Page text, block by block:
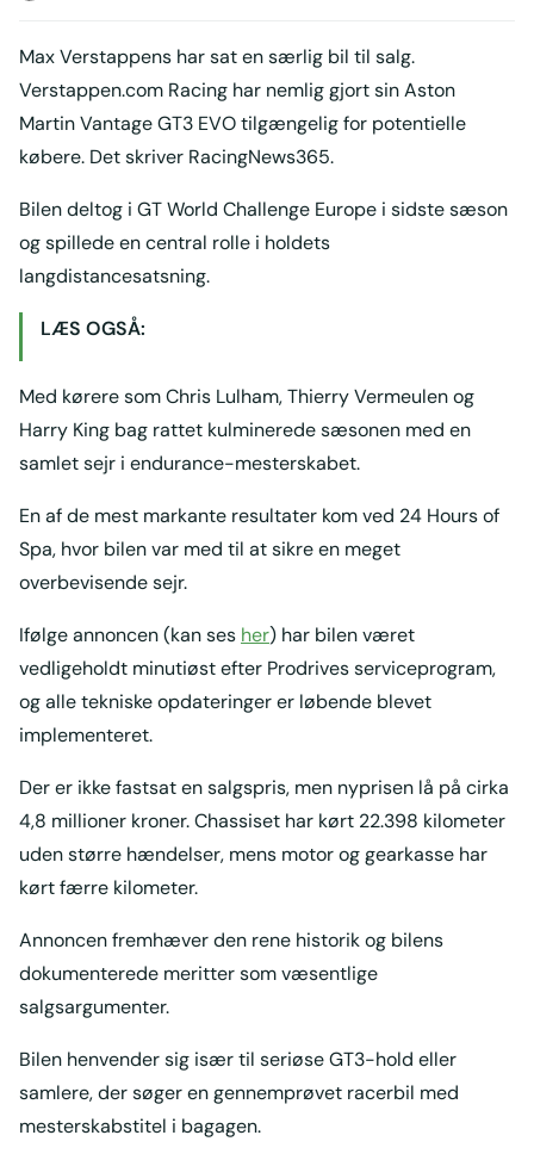
Max Verstappens har sat en særlig bil til salg.
Verstappen.com Racing har nemlig gjort sin Aston
Martin Vantage GT3 EVO tilgængelig for potentielle
købere. Det skriver RacingNews365.
Bilen deltog i GT World Challenge Europe i sidste sæson
og spillede en central rolle i holdets
langdistancesatsning.
LÆS OGSÅ:
Med kørere som Chris Lulham, Thierry Vermeulen og
Harry King bag rattet kulminerede sæsonen med en
samlet sejr i endurance-mesterskabet.
En af de mest markante resultater kom ved 24 Hours of
Spa, hvor bilen var med til at sikre en meget
overbevisende sejr.
Ifølge annoncen (kan ses her) har bilen været
vedligeholdt minutiøst efter Prodrives serviceprogram,
og alle tekniske opdateringer er løbende blevet
implementeret.
Der er ikke fastsat en salgspris, men nyprisen lå på cirka
4,8 millioner kroner. Chassiset har kørt 22.398 kilometer
uden større hændelser, mens motor og gearkasse har
kørt færre kilometer.
Annoncen fremhæver den rene historik og bilens
dokumenterede meritter som væsentlige
salgsargumenter.
Bilen henvender sig især til seriøse GT3-hold eller
samlere, der søger en gennemprøvet racerbil med
mesterskabstitel i bagagen.